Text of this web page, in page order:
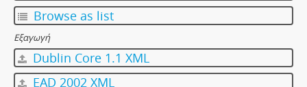
Browse as list
Εξαγωγή
Dublin Core 1.1 XML
EAD 2002 XML